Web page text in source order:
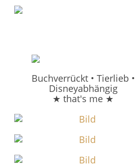
Buchverrückt • Tierlieb •
Disneyabhängig
★ that's me ★